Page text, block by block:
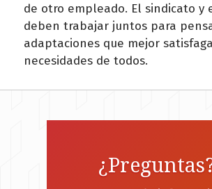
de otro empleado. El sindicato y
deben trabajar juntos para
adaptaciones que mejor
necesidades de todos.